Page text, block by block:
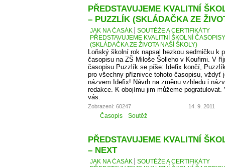
PŘEDSTAVUJEME KVALITNÍ
– PUZZLÍK (SKLÁDAČKA ZE
JAK NA ČASÁK
SOUTĚŽE A CERTIFIKÁTY
PŘEDSTAVUJEME KVALITNÍ ŠKOLNÍ
(SKLÁDAČKA ZE ŽIVOTA NAŠÍ ŠKOLY)
Loňský školní rok napsal hezkou sedmičku k
časopisu na ZŠ Miloše Šolleho v Kouřimi. V
časopisu Puzzlík se píše: Idefix končí,
pro všechny příznivce tohoto časopisu, vždyť
názvem Idefix! Návrh na změnu vzhledu i
redakce. K obojímu jim můžeme
vás.
Zobrazení: 60247 14. 9. 2011
Časopis Soutěž
PŘEDSTAVUJEME KVALITNÍ
– NEXT
JAK NA ČASÁK
SOUTĚŽE A CERTIFIKÁTY